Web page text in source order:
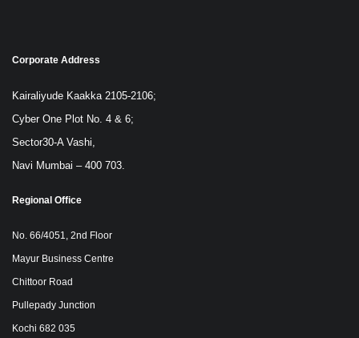
Corporate Address
Kairaliyude Kaakka 2105-2106;
Cyber One Plot No. 4 & 6;
Sector30-A Vashi,
Navi Mumbai – 400 703.
Regional Office
No. 66/4051, 2nd Floor
Mayur Business Centre
Chittoor Road
Pullepady Junction
Kochi 682 035